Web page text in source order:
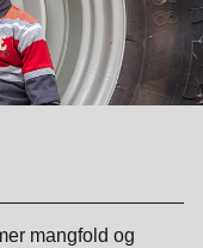
mangfold og